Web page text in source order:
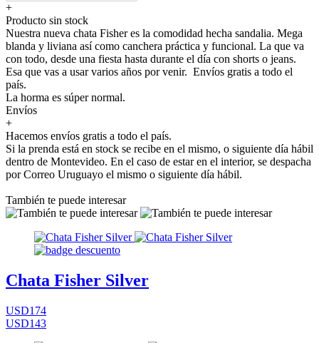
+
Producto sin stock
Nuestra nueva chata Fisher es la comodidad hecha sandalia. Mega
blanda y liviana así como canchera práctica y funcional. La que va
con todo, desde una fiesta hasta durante el día con shorts o jeans.
Esa que vas a usar varios años por venir. Envíos gratis a todo el
país.
La horma es súper normal.
Envíos
+
Hacemos envíos gratis a todo el país.
Si la prenda está en stock se recibe en el mismo, o siguiente día hábil
dentro de Montevideo. En el caso de estar en el interior, se despacha
por Correo Uruguayo el mismo o siguiente día hábil.
También te puede interesar
Chata Fisher Silver
USD174
USD143